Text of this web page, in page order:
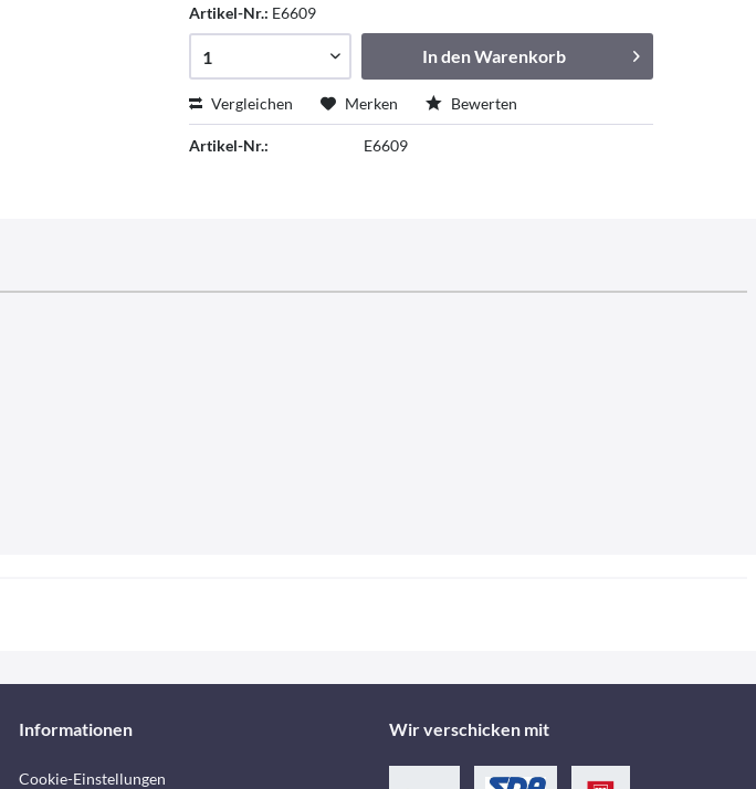
Artikel-Nr.: E6609
In denWarenkorb
Vergleichen Merken Bewerten
Artikel-Nr.: E6609
Informationen
Cookie-Einstellungen
Wir verschicken mit